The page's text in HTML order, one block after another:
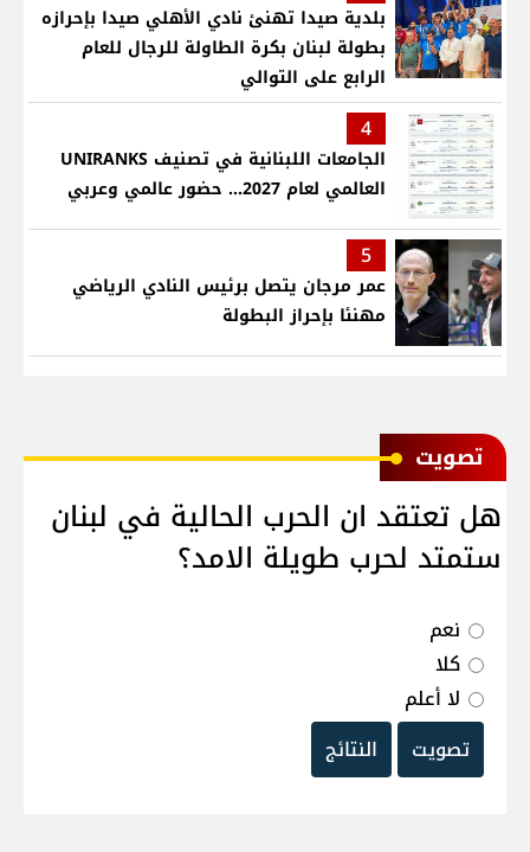
بلدية صيدا تهنئ نادي الأهلي صيدا بإحرازه
بطولة لبنان بكرة الطاولة للرجال للعام
الرابع على التوالي
4
الجامعات اللبنانية في تصنيف UNIRANKS
العالمي لعام 2027... حضور عالمي وعربي
5
عمر مرجان يتصل برئيس النادي الرياضي
مهنئا بإحراز البطولة
ﺗﺼﻮﻳﺖ
هل تعتقد ان الحرب الحالية في لبنان
ستمتد لحرب طويلة الامد؟
نعم
كلا
لا أعلم
تصويت
النتائج